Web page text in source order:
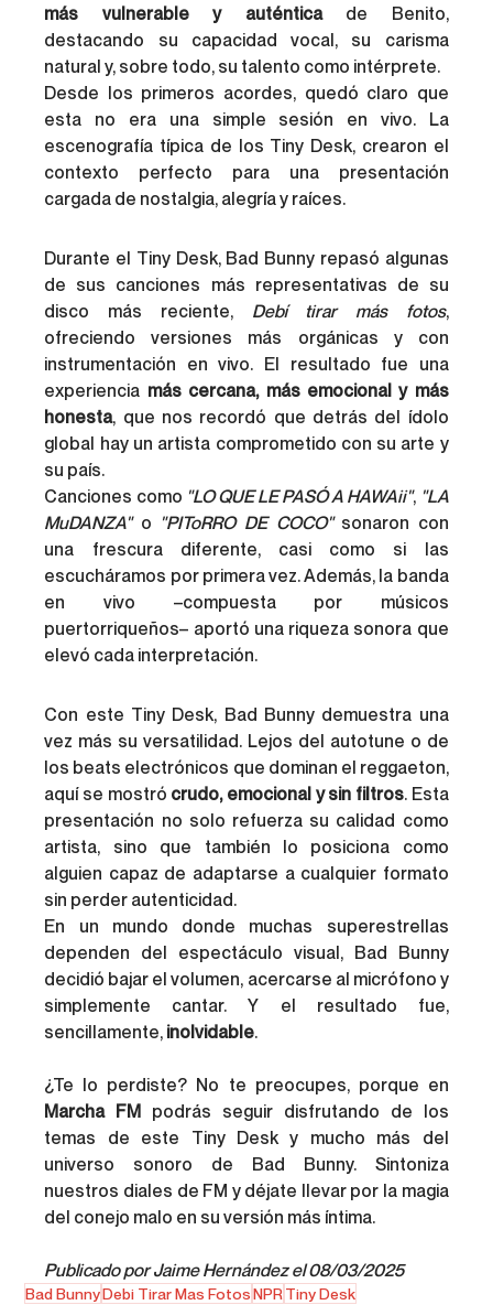
más vulnerable y auténtica de Benito,
destacando su capacidad vocal, su carisma
natural y, sobre todo, su talento como intérprete.
Desde los primeros acordes, quedó claro que
esta no era una simple sesión en vivo. La
escenografía típica de los Tiny Desk, crearon el
contexto perfecto para una presentación
cargada de nostalgia, alegría y raíces.
Durante el Tiny Desk, Bad Bunny repasó algunas
de sus canciones más representativas de su
disco más reciente, Debí tirar más fotos,
ofreciendo versiones más orgánicas y con
instrumentación en vivo. El resultado fue una
experiencia más cercana, más emocional y más
honesta, que nos recordó que detrás del ídolo
global hay un artista comprometido con su arte y
su país.
Canciones como "LO QUE LE PASÓ A HAWAii", "LA
MuDANZA" o "PIToRRO DE COCO" sonaron con
una frescura diferente, casi como si las
escucháramos por primera vez. Además, la banda
en vivo –compuesta por músicos
puertorriqueños– aportó una riqueza sonora que
elevó cada interpretación.
Con este Tiny Desk, Bad Bunny demuestra una
vez más su versatilidad. Lejos del autotune o de
los beats electrónicos que dominan el reggaeton,
aquí se mostró crudo, emocional y sin filtros. Esta
presentación no solo refuerza su calidad como
artista, sino que también lo posiciona como
alguien capaz de adaptarse a cualquier formato
sin perder autenticidad.
En un mundo donde muchas superestrellas
dependen del espectáculo visual, Bad Bunny
decidió bajar el volumen, acercarse al micrófono y
simplemente cantar. Y el resultado fue,
sencillamente, inolvidable.
Marcha FM podrás seguir disfrutando de los
temas de este Tiny Desk y mucho más del
universo sonoro de Bad Bunny. Sintoniza
nuestros diales de FM y déjate llevar por la magia
del conejo malo en su versión más íntima.
Publicado por Jaime Hernández el 08/03/2025
Bad BunnyDebi Tirar Mas FotosNPR Tiny Desk